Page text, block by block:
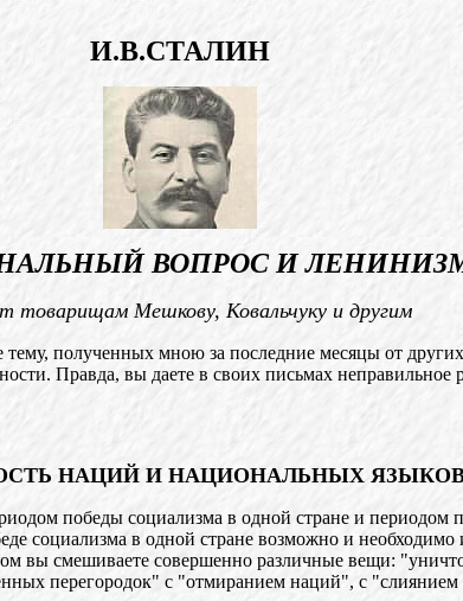
И.В.СТАЛИН
ВОПРОС И
товарищам Мешкову, Ковальчуку и другим
полученных мною за последние месяцы от
Правда, вы даете в своих письмах
НАЦИЙ И НАЦИОНАЛЬНЫХ
победы социализма в одной стране и
социализма в одной стране возможно и
вы смешиваете совершенно различные вещи:
перегородок" с "отмиранием наций", с